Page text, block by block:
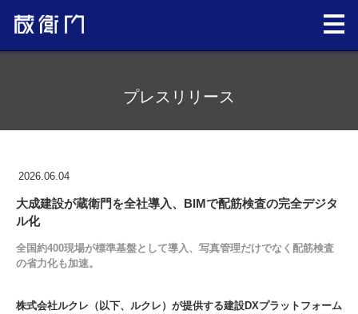
プレスリリース
2026.06.04
大成建設が蔵衛門を全社導入、BIMで配筋検査の完全デジタ
ル化
全国約400現場が標準基盤として導入、写真管理だけでなく配筋検査
の省力化も加速。
株式会社ルクレ（以下、ルクレ）が提供する建設DXプラットフォーム